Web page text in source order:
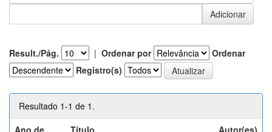
Result./Pág. | Ordenar por
Ordenar
Registro(s)
Resultado 1-1 de 1.
Ano de
Título Autor(es)